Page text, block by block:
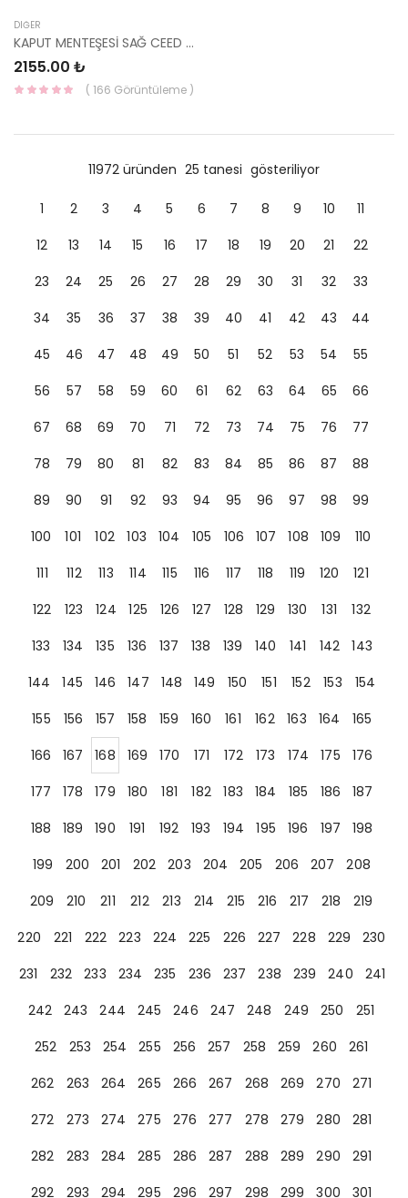
DIĞER
KAPUT MENTEŞESİ SAĞ CEED 08-12 79120-1H000-HMC
2155.00 ₺
( 166 Görüntüleme )
11972 üründen 25 tanesi gösteriliyor
1 2 3 4 5 6 7 8 9 10
11
12
13 14 15 16 17 18 19 20 21
22
23
24 25 26 27 28 29 30 31 32
33
34
35 36 37 38 39 40 41 42 43
44
45
46 47 48 49 50 51 52 53 54
55
56
57 58 59 60 61 62 63 64 65
66
67
68 69 70 71 72 73 74 75 76
77
78
79 80 81 82 83 84 85 86 87
88
89
90 91 92 93 94 95 96 97 98
99
100
101 102 103 104 105 106 107 108 109
110
111
112 113 114 115 116 117 118 119 120
121
122
123 124 125 126 127 128 129 130 131
132
133
134 135 136 137 138 139 140 141 142
143
144
145 146 147 148 149 150 151 152 153
154
155
156 157 158 159 160 161 162 163 164
165
166
167 168 169 170 171 172 173 174 175
176
177
178 179 180 181 182 183 184 185 186
187
188
189 190 191 192 193 194 195 196 197
198
199
200 201 202 203 204 205 206 207
208
209
210 211 212 213 214 215 216 217 218
219
220
221 222 223 224 225 226 227 228 229
230
231
232 233 234 235 236 237 238 239 240
241
242
243 244 245 246 247 248 249 250
251
252
253 254 255 256 257 258 259 260
261
262
263 264 265 266 267 268 269 270
271
272
273 274 275 276 277 278 279 280
281
282
283 284 285 286 287 288 289 290
291
292
293 294 295 296 297 298 299 300 301